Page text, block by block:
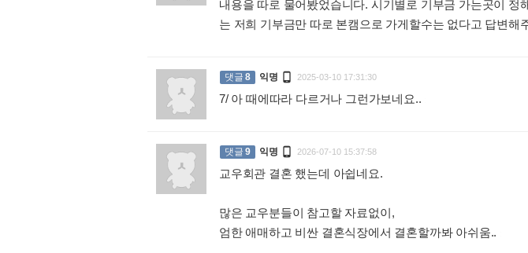
내용을 따로 물어봤었습니다. 시기별로 기부금 가는곳이 정
는 저희 기부금만 따로 본캠으로 가게할수는 없다고 답변해
댓글8 익명  2025-03-10 17:31:30
7/ 아 때에따라 다르거나 그런가보네요..
댓글9 익명  2026-07-10 15:37:58
교우회관 결혼 했는데 아쉽네요.
많은 교우분들이 참고할 자료없이,
엄한 애매하고 비싼 결혼식장에서 결혼할까봐 아쉬움..